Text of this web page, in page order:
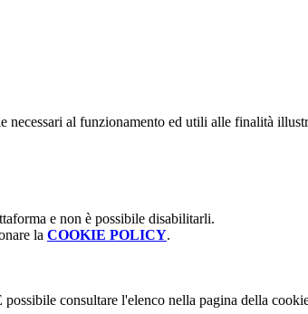
al funzionamento ed utili alle finalità
e non è possibile disabilitarli.
la COOKIE POLICY.
consultare l'elenco nella pagina della